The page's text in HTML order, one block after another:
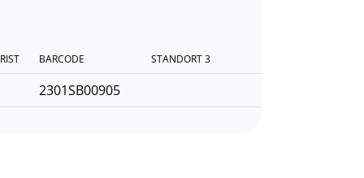
BARCODE STANDORT 3
2301SB00905